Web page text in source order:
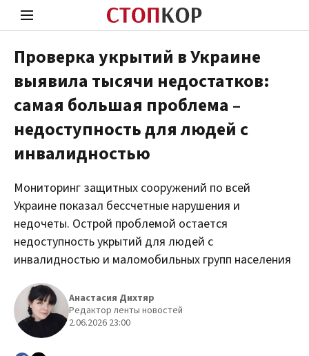
Стоп Политической Коррупции
Политика
Проверка укрытий в Украине
выявила тысячи недостатков:
самая большая проблема –
недоступность для людей с
инвалидностью
Мониторинг защитных сооружений по всей
Украине показал бессчетные нарушения и
недочеты. Острой проблемой остается
недоступность укрытий для людей с
инвалидностью и маломобильных групп населения
Анастасия Дихтяр
Редактор ленты новостей
2.06.2026 23:00